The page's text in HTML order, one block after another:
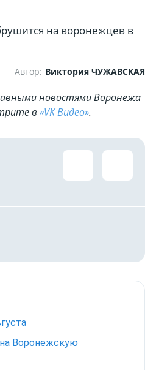
на воронежцев в
Автор: Виктория ЧУЖАВСКАЯ
новостями Воронежа
в «VK Видео».
на Воронежскую